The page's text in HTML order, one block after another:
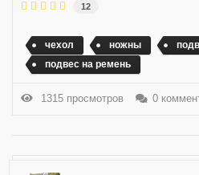
12
чехол ножны
подвес на ремень
1315 просмотров 0